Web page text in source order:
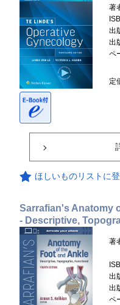
著
出
出
ペ
定
ほしいものリストに
Sarrafian's Anatomy
- Descriptive,
著
出
出
ペ